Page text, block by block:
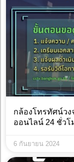
กล้องโทรทัศน์วง
ออนไลน์ 24 ชั่วโ
6 กันยายน 2024